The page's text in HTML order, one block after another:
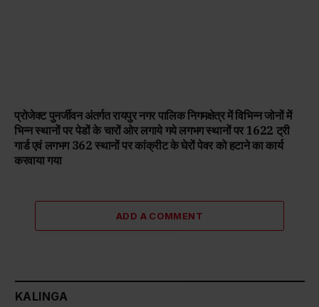
प्रोजेक्ट पुनर्जीवन अंतर्गत रायपुर नगर पालिक निगमक्षेत्र में विभिन्न जोनों में
भिन्न स्थानों पर पेडों के चारों ओर लगाये गये लगभग स्थानों पर 1622 ट्री
गार्ड एवं लगभग 362 स्थानों पर कांक्रीट के घेरों पेवर को हटाने का कार्य
करवाया गया
ADD A COMMENT
KALINGA